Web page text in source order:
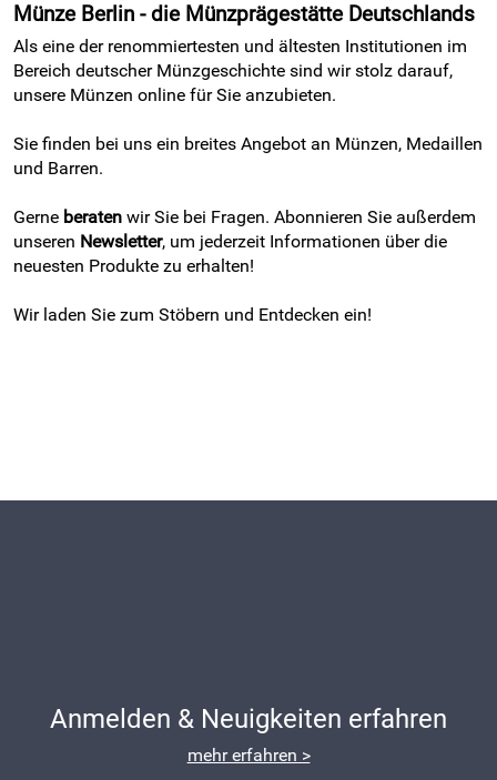
Münze Berlin - die Münzprägestätte Deutschlands
Als eine der renommiertesten und ältesten Institutionen im
Bereich deutscher Münzgeschichte sind wir stolz darauf,
unsere Münzen online für Sie anzubieten.
Sie finden bei uns ein breites Angebot an Münzen, Medaillen
und Barren.
Gerne beraten wir Sie bei Fragen. Abonnieren Sie außerdem
unseren Newsletter, um jederzeit Informationen über die
neuesten Produkte zu erhalten!
Wir laden Sie zum Stöbern und Entdecken ein!
Anmelden & Neuigkeiten erfahren
mehr erfahren >